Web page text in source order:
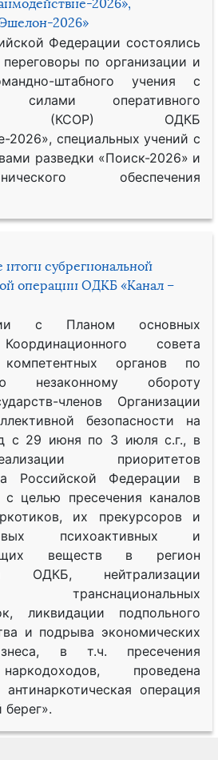
2026»,
2026»
Федерации состоялись
по организации и
штабного учения с
силами оперативного
(КСОР) ОДКБ
2026», специальных учений с
разведки «Поиск-2026» и
обеспечения
субрегиональной
операции ОДКБ «Канал –
с Планом основных
совета
компетентных органов по
незаконному обороту
членов Организации
безопасности на
с 29 июня по 3 июля с.г., в
приоритетов
Российской Федерации в
целью пресечения каналов
их прекурсоров и
психоактивных и
веществ в регион
ОДКБ, нейтрализации
транснациональных
ликвидации подпольного
и подрыва экономических
в т.ч. пресечения
проведена
антинаркотическая операция